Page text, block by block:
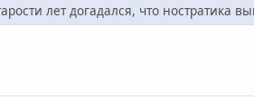
лет догадался, что ностратика